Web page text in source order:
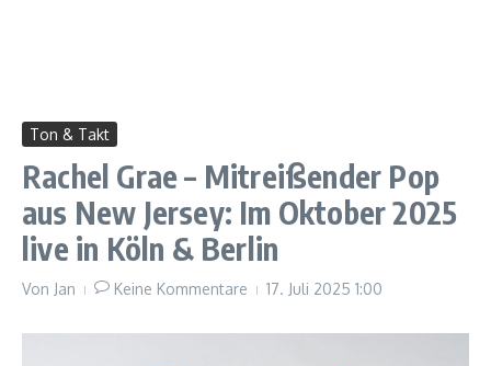
Ton & Takt
Rachel Grae – Mitreißender Pop
aus New Jersey: Im Oktober 2025
live in Köln & Berlin
Von Jan Keine Kommentare 17. Juli 2025 1:00